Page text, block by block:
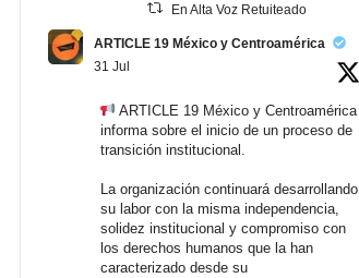
En Alta Voz Retuiteado
ARTICLE 19 México y Centroamérica
31 Jul
ARTICLE 19 México y Centroamérica
informa sobre el inicio de un proceso de
transición institucional.
La organización continuará desarrollando
su labor con la misma independencia,
solidez institucional y compromiso con
los derechos humanos que la han
caracterizado desde su